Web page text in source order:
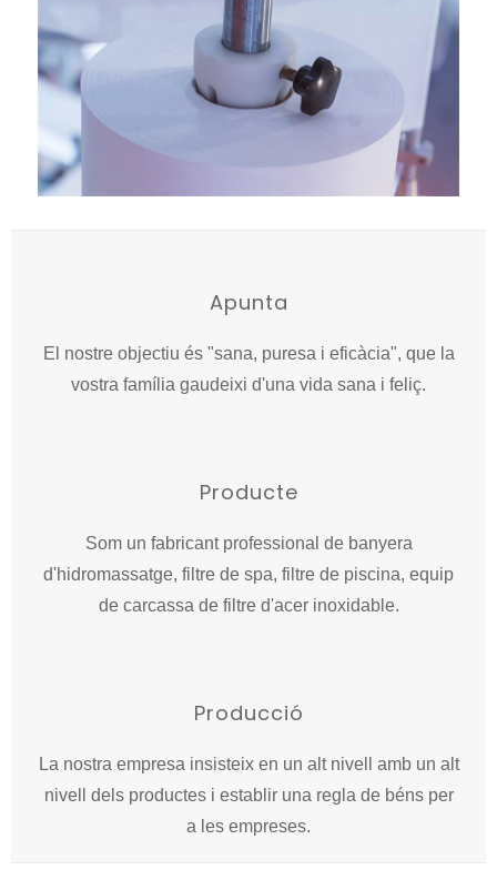
Apunta
El nostre objectiu és "sana, puresa i eficàcia", que la
vostra família gaudeixi d'una vida sana i feliç.
Producte
Som un fabricant professional de banyera
d'hidromassatge, filtre de spa, filtre de piscina, equip
de carcassa de filtre d'acer inoxidable.
Producció
La nostra empresa insisteix en un alt nivell amb un alt
nivell dels productes i establir una regla de béns per
a les empreses.